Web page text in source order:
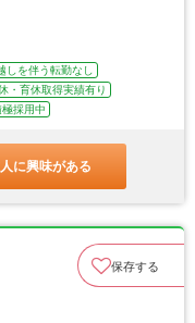
しを伴う転勤なし
・育休取得実績有り
極採用中
に興味がある
保存する